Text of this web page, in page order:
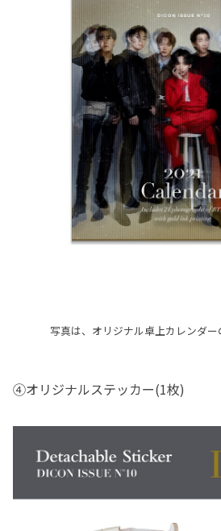
写真は、オリジナル卓上カレンダ
④オリジナルステッカー(1枚)